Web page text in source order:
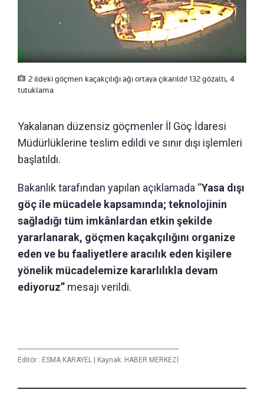
2 ildeki göçmen kaçakçılığı ağı ortaya çıkarıldı! 132 gözaltı, 4
tutuklama
Yakalanan düzensiz göçmenler İl Göç İdaresi
Müdürlüklerine teslim edildi ve sınır dışı işlemleri
başlatıldı.
Bakanlık tarafından yapılan açıklamada “Yasa dışı
göç ile mücadele kapsamında; teknolojinin
sağladığı tüm imkânlardan etkin şekilde
yararlanarak, göçmen kaçakçılığını organize
eden ve bu faaliyetlere aracılık eden kişilere
yönelik mücadelemize kararlılıkla devam
ediyoruz” mesajı verildi.
Editör : ESMA KARAYEL | Kaynak: HABER MERKEZİ